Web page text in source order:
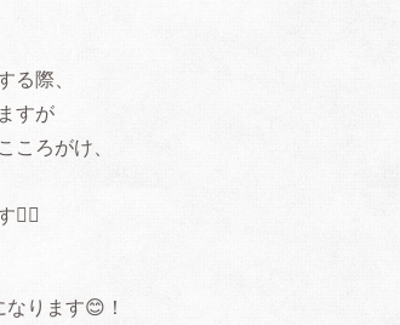
る際、
すが
ころがけ、
🙇‍♂️
ります😊！